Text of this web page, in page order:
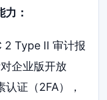
：
2 Type II 审计报
企业版开放
证（2FA），